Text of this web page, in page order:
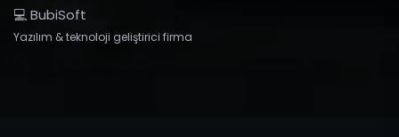
💻 BubiSoft
Yazılım & teknoloji geliştirici firma